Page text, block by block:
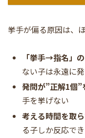
挙手が偏る原因は、
「挙手→指名」
ない子は永遠に
発問が”正解1個”
手を挙げない
考える時間を取
る子しか反応で